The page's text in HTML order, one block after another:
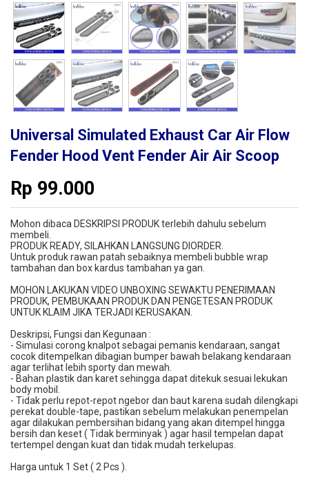
Universal Simulated Exhaust Car Air Flow
Fender Hood Vent Fender Air Air Scoop
Rp 99.000
Mohon dibaca DESKRIPSI PRODUK terlebih dahulu sebelum
membeli.
PRODUK READY, SILAHKAN LANGSUNG DIORDER.
Untuk produk rawan patah sebaiknya membeli bubble wrap
tambahan dan box kardus tambahan ya gan.
MOHON LAKUKAN VIDEO UNBOXING SEWAKTU PENERIMAAN
PRODUK, PEMBUKAAN PRODUK DAN PENGETESAN PRODUK
UNTUK KLAIM JIKA TERJADI KERUSAKAN.
Deskripsi, Fungsi dan Kegunaan :
- Simulasi corong knalpot sebagai pemanis kendaraan, sangat
cocok ditempelkan dibagian bumper bawah belakang kendaraan
agar terlihat lebih sporty dan mewah.
- Bahan plastik dan karet sehingga dapat ditekuk sesuai lekukan
body mobil.
- Tidak perlu repot-repot ngebor dan baut karena sudah dilengkapi
perekat double-tape, pastikan sebelum melakukan penempelan
agar dilakukan pembersihan bidang yang akan ditempel hingga
bersih dan keset ( Tidak berminyak ) agar hasil tempelan dapat
tertempel dengan kuat dan tidak mudah terkelupas.
Harga untuk 1 Set ( 2 Pcs ).